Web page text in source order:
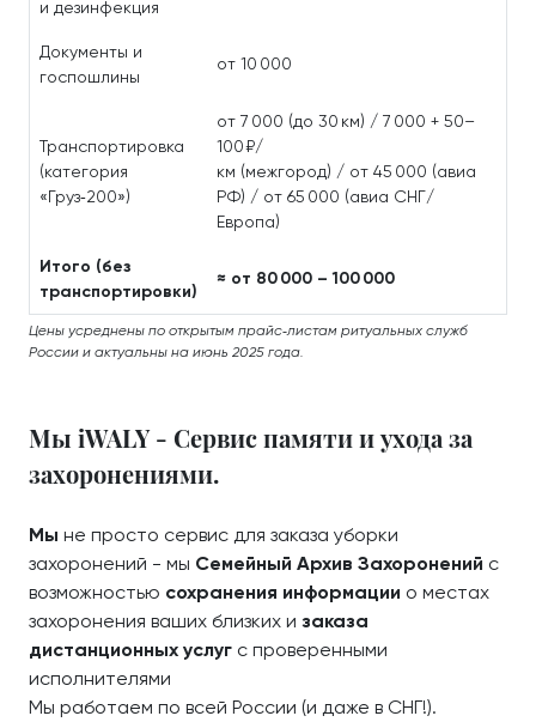
и дезинфекция
Документы и
госпошлины
от 10 000
Транспортировка
(категория
«Груз‑200»)
от 7 000 (до 30 км) / 7 000 + 50–
100 ₽/
км (межгород) / от 45 000 (авиа
РФ) / от 65 000 (авиа СНГ/
Европа)
Итого (без
транспортировки)
≈ от 80 000 – 100 000
Цены усреднены по открытым прайс‑листам ритуальных служб
России и актуальны на июнь 2025 года.
Мы iWALY - Сервис памяти и ухода за
захоронениями.
Мы не просто сервис для заказа уборки
захоронений - мы Семейный Архив Захоронений с
возможностью сохранения информации о местах
захоронения ваших близких и заказа
дистанционных услуг с проверенными
исполнителями
Мы работаем по всей России (и даже в СНГ!).